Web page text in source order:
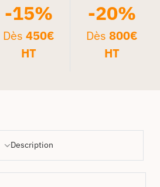
-15%
Dès 450€
HT
-20%
Dès 800€
HT
Description